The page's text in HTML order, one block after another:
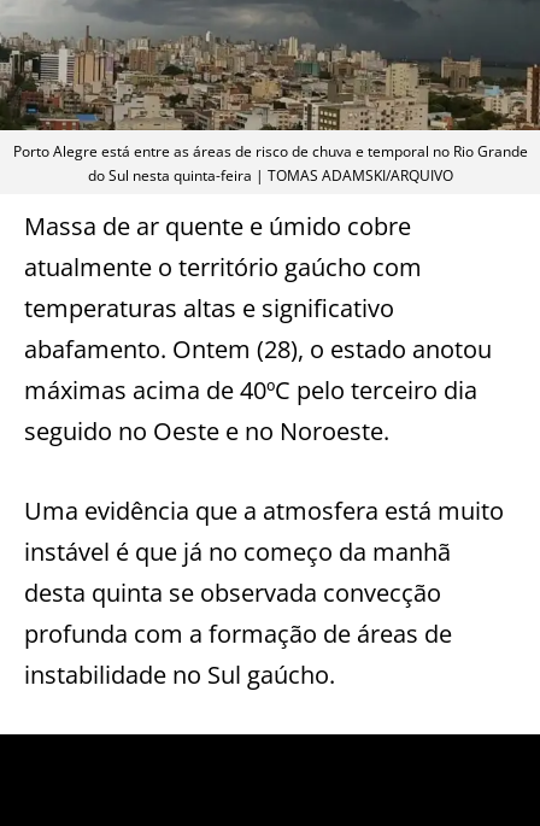
Porto Alegre está entre as áreas de risco de chuva e temporal no Rio Grande
do Sul nesta quinta-feira | TOMAS ADAMSKI/ARQUIVO
Massa de ar quente e úmido cobre
atualmente o território gaúcho com
temperaturas altas e significativo
abafamento. Ontem (28), o estado anotou
máximas acima de 40ºC pelo terceiro dia
seguido no Oeste e no Noroeste.
Uma evidência que a atmosfera está muito
instável é que já no começo da manhã
desta quinta se observada convecção
profunda com a formação de áreas de
instabilidade no Sul gaúcho.